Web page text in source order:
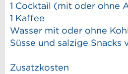
1 Cocktail (mit oder ohne
1 Kaffee
Wasser mit oder ohne
Süsse und salzige Snacks
Zusatzkosten